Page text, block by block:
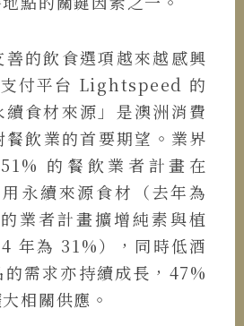
的飲食選項越來越感興
付平台 Lightspeed 的
食材來源」是澳洲消費
飲業的首要期望。業界
的餐飲業者計畫在
永續來源食材（去年為
業者計畫擴增純素與植
年為 31%），同時低酒
需求亦持續成長，47%
相關供應。